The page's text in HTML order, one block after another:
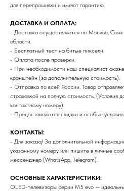
для перепрошивки и имеют гарантию.
ДОСТАВКА И ОПЛАТА:
- Доставка осуществляется по Москве,
области.
- Бесплатный тест на битые пиксели.
- Оплата после проверки.
- При необходимости наш специалист
кронштейн (за дополнительную стоимость).
- Отправка по всей России. Товар
страховкой на полную стоимость. (Условия
контактному номеру).
- Предоставляются скидки и особые условия
КОНТАКТЫ:
- Для заказа/ За дополнительной
указанному номеру или пишите в личные
мессенджер (WhatsApp, Telegram).
ОСНОВНЫЕ ХАРАКТЕРИСТИКИ:
OLED-телевизоры серии M5 evo —